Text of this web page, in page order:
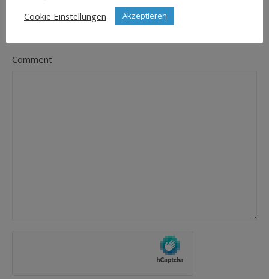
Comment
Cookie Einstellungen
Akzeptieren